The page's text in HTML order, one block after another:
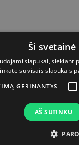
Ši
slapukai,
su visais slapukais
GERINANTYS
AŠ SUTINKU